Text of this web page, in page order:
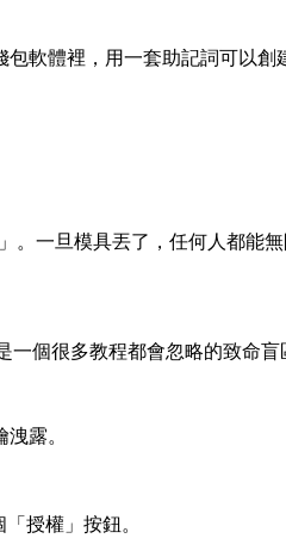
軟體裡，用一套助記詞可以
。一旦模具丟了，任何人都能無
個很多教程都會忽略的致命盲
露。
授權」按鈕。